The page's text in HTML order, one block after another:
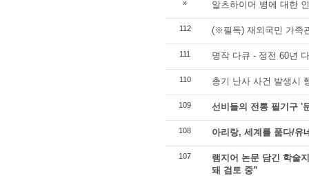
» 알츠하이머 병에 대한
112 (※필독) 재외국민 가족
111 명작 다큐 - 정전 60년
110 총기 난사 사건 발생시
109 선비들의 전통 필기구 '
108 아리랑, 세계를 품다/유
107
램지어 논문 담긴 학술
돼 검토 중”